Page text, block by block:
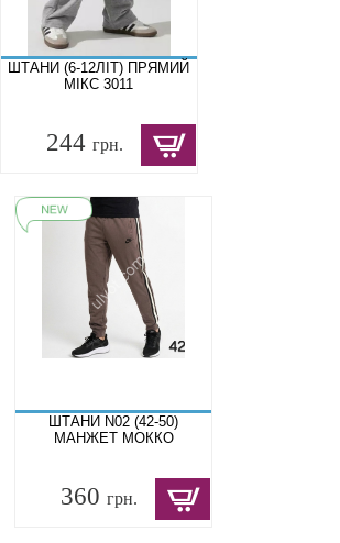
ШТАНИ (6-12ЛІТ) ПРЯМИЙ
МІКС 3011
244 грн.
ШТАНИ N02 (42-50)
МАНЖЕТ МОККО
360 грн.